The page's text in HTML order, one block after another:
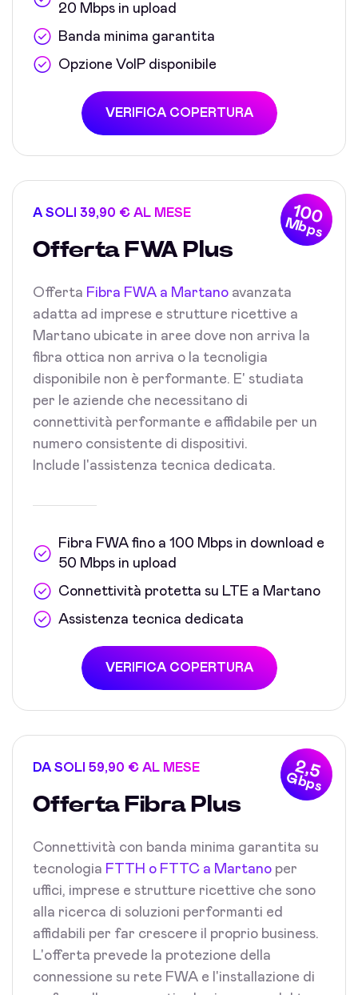
20 Mbps in upload
Banda minima garantita
Opzione VoIP disponibile
VERIFICA COPERTURA
100
Mbps
A SOLI 39,90 € AL MESE
Offerta FWA Plus
Offerta Fibra FWA a Martano avanzata
adatta ad imprese e strutture ricettive a
Martano ubicate in aree dove non arriva la
fibra ottica non arriva o la tecnoligia
disponibile non è performante. E' studiata
per le aziende che necessitano di
connettività performante e affidabile per un
numero consistente di dispositivi.
Include l'assistenza tecnica dedicata.
Fibra FWA fino a 100 Mbps in download e
50 Mbps in upload
Connettività protetta su LTE a Martano
Assistenza tecnica dedicata
VERIFICA COPERTURA
2,5
Gbps
DA SOLI 59,90 € AL MESE
Offerta Fibra Plus
Connettività con banda minima garantita su
tecnologia FTTH o FTTC a Martano per
uffici, imprese e strutture ricettive che sono
alla ricerca di soluzioni performanti ed
affidabili per far crescere il proprio business.
L'offerta prevede la protezione della
connessione su rete FWA e l'installazione di